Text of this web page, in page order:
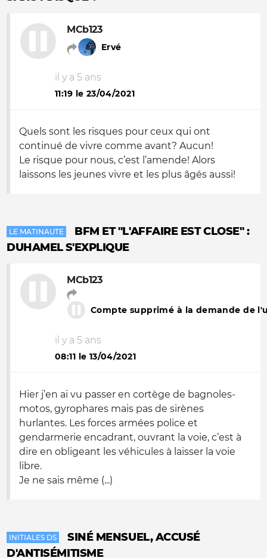
MCb123
Ervé
il y a 5 ans
11:19 le 23/04/2021
Quels sont les risques pour ceux qui ont
continué de vivre comme avant? Aucun!
Le risque pour nous, c’est l’amende! Alors
laissons les jeunes vivre et les plus âgés aussi!
LE MATINAUTE
BFM ET "L'AFFAIRE EST CLOSE" :
DUHAMEL S'EXPLIQUE
MCb123
Compte supprimé à la demande de
il y a 5 ans
08:11 le 13/04/2021
Hier j’en ai vu passer en cortège de bagnoles-
motos, gyrophares mais pas de sirènes
hurlantes. Les forces armées police et
gendarmerie encadrant, ouvrant la voie, c’est à
dire en obligeant les véhicules à laisser la voie
libre.
Je ne sais même (...)
INITIALES DS
SINÉ MENSUEL, ACCUSÉ
D'ANTISÉMITISME